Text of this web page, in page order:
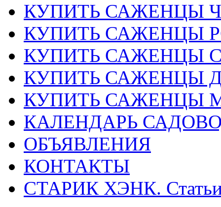
КУПИТЬ САЖЕНЦЫ
КУПИТЬ САЖЕНЦЫ
КУПИТЬ САЖЕНЦЫ
КУПИТЬ САЖЕНЦЫ
КУПИТЬ САЖЕНЦЫ
КАЛЕНДАРЬ
ОБЪЯВЛЕНИЯ
КОНТАКТЫ
СТАРИК ХЭНК.